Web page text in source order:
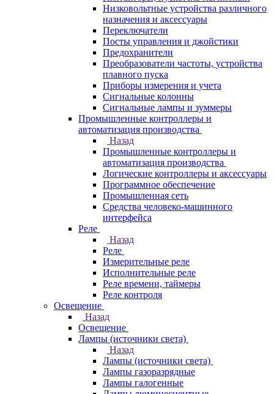
Низковольтные устройства различного
назначения и аксессуары
Переключатели
Посты управления и джойстики
Предохранители
Преобразователи частоты, устройства
плавного пуска
Приборы измерения и учета
Сигнальные колонны
Сигнальные лампы и зуммеры
Промышленные контроллеры и
автоматизация производства
Назад
Промышленные контроллеры и
автоматизация производства
Логические контроллеры и аксессуары
Программное обеспечение
Промышленная сеть
Средства человеко-машинного
интерфейса
Реле
Назад
Реле
Измерительные реле
Исполнительные реле
Реле времени, таймеры
Реле контроля
Освещение
Назад
Освещение
Лампы (источники света)
Назад
Лампы (источники света)
Лампы газоразрядные
Лампы галогенные